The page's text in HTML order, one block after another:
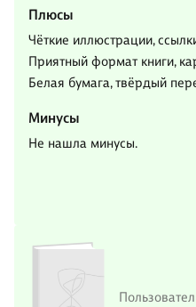
Плюсы
Чёткие иллюстрации,
Приятный формат книги,
Белая бумага, твёрдый
Минусы
Не нашла минусы.